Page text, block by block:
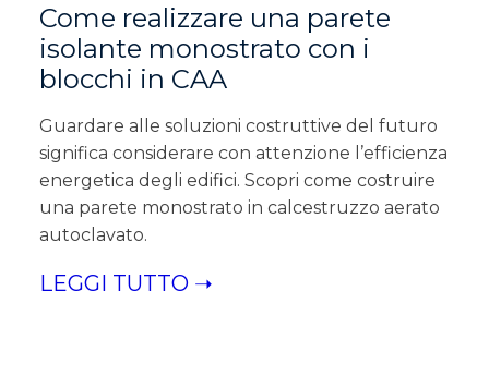
Come realizzare una parete
isolante monostrato con i
blocchi in CAA
Guardare alle soluzioni costruttive del futuro
significa considerare con attenzione l’efficienza
energetica degli edifici. Scopri come costruire
una parete monostrato in calcestruzzo aerato
autoclavato.
LEGGI TUTTO ➝